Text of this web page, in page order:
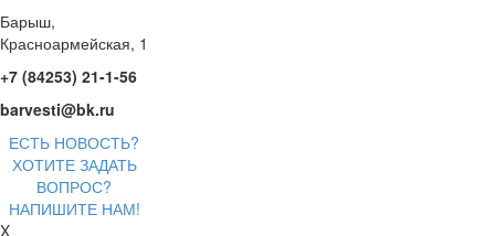
Барыш,
Красноармейская, 1
+7 (84253) 21-1-56
barvesti@bk.ru
ЕСТЬ НОВОСТЬ?
ХОТИТЕ ЗАДАТЬ
ВОПРОС?
НАПИШИТЕ НАМ!
X